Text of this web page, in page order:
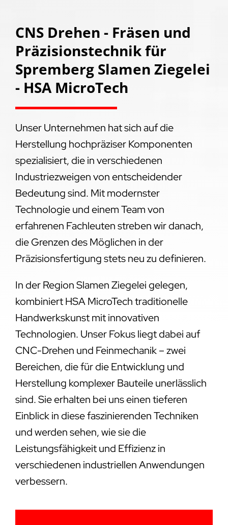
CNS Drehen - Fräsen und
Präzisionstechnik für
Spremberg Slamen Ziegelei
- HSA MicroTech
Unser Unternehmen hat sich auf die
Herstellung hochpräziser Komponenten
spezialisiert, die in verschiedenen
Industriezweigen von entscheidender
Bedeutung sind. Mit modernster
Technologie und einem Team von
erfahrenen Fachleuten streben wir danach,
die Grenzen des Möglichen in der
Präzisionsfertigung stets neu zu definieren.
In der Region Slamen Ziegelei gelegen,
kombiniert HSA MicroTech traditionelle
Handwerkskunst mit innovativen
Technologien. Unser Fokus liegt dabei auf
CNC-Drehen und Feinmechanik – zwei
Bereichen, die für die Entwicklung und
Herstellung komplexer Bauteile unerlässlich
sind. Sie erhalten bei uns einen tieferen
Einblick in diese faszinierenden Techniken
und werden sehen, wie sie die
Leistungsfähigkeit und Effizienz in
verschiedenen industriellen Anwendungen
verbessern.